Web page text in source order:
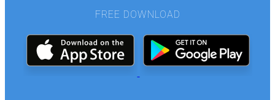
FREE DOWNLOAD